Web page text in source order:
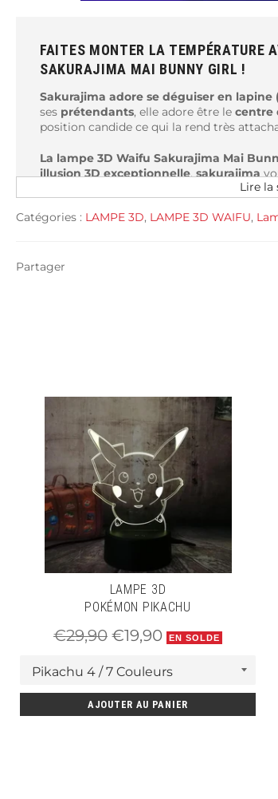
FAITES MONTER LA TEMPÉRATURE
SAKURAJIMA MAI BUNNY GIRL !
Sakurajima adore se déguiser en lapine
ses prétendants, elle adore être le centre
position candide ce qui la rend très
La lampe 3D Waifu Sakurajima Mai
illusion 3D exceptionnelle,sakurajima
l'univers séduisant des waifu
Type: Veilleuse 3D / Lampe 3D / Illusion
Poids: environs 300 g
Taille: 16 x 20 cm
Lire la
Catégories : LAMPE 3D, LAMPE 3D WAIFU,
Partager
LAMPE 3D
POKÉMON PIKACHU
Prix
€29,90 Prix
€19,90 EN SOLDE
AJOUTER AU PANIER